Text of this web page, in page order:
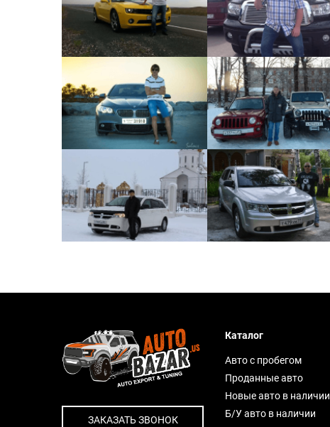
ЗАКАЗАТЬ ЗВОНОК
Каталог
Авто с пробегом
Проданные авто
Новые авто в наличии
Б/У авто в наличии